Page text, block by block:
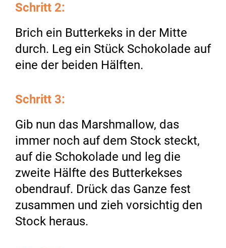
Schritt 2:
Brich ein Butterkeks in der Mitte
durch. Leg ein Stück Schokolade auf
eine der beiden Hälften.
Schritt 3:
Gib nun das Marshmallow, das
immer noch auf dem Stock steckt,
auf die Schokolade und leg die
zweite Hälfte des Butterkekses
obendrauf. Drück das Ganze fest
zusammen und zieh vorsichtig den
Stock heraus.